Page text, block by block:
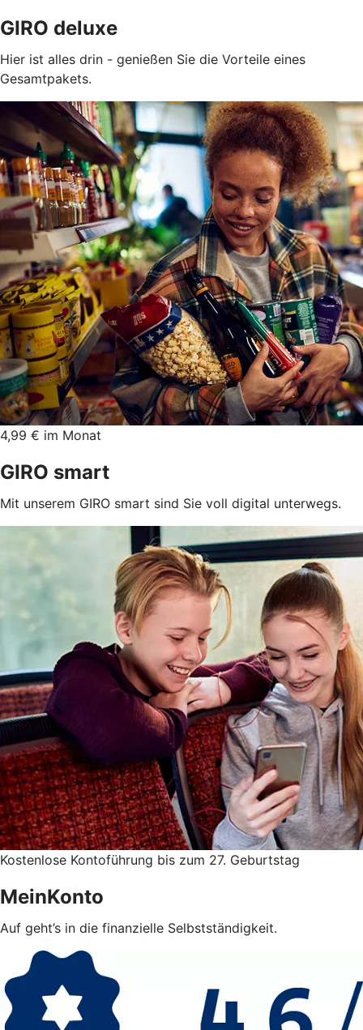
GIRO deluxe
Hier ist alles drin - genießen Sie die Vorteile eines
Gesamtpakets.
4,99 € im Monat
GIRO smart
Mit unserem GIRO smart sind Sie voll digital unterwegs.
Kostenlose Kontoführung bis zum 27. Geburtstag
MeinKonto
Auf geht’s in die finanzielle Selbstständigkeit.